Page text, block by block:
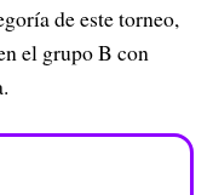
de este torneo,
el grupo B con